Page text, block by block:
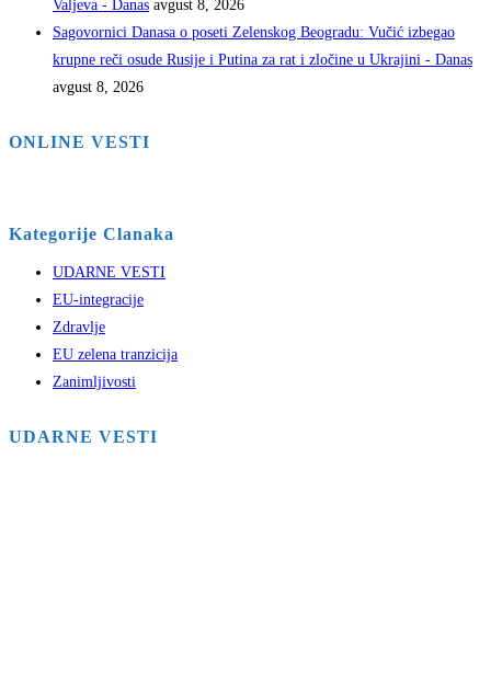
Valjeva - Danas avgust 8, 2026
Sagovornici Danasa o poseti Zelenskog Beogradu: Vučić izbegao
krupne reči osude Rusije i Putina za rat i zločine u Ukrajini - Danas
avgust 8, 2026
ONLINE VESTI
Kategorije Clanaka
UDARNE VESTI
EU-integracije
Zdravlje
EU zelena tranzicija
Zanimljivosti
UDARNE VESTI